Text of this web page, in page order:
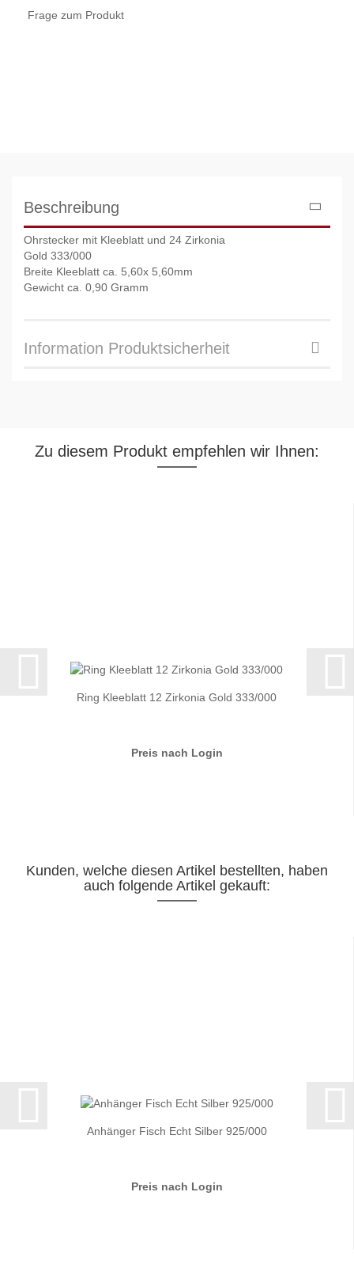
Frage zum Produkt
Beschreibung
Ohrstecker mit Kleeblatt und 24 Zirkonia
Gold 333/000
Breite Kleeblatt ca. 5,60x 5,60mm
Gewicht ca. 0,90 Gramm
Information Produktsicherheit
Zu diesem Produkt empfehlen wir Ihnen:
Ring Kleeblatt 12 Zirkonia Gold 333/000
Preis nach Login
Kunden, welche diesen Artikel bestellten, haben
auch folgende Artikel gekauft:
Anhänger Fisch Echt Silber 925/000
Preis nach Login